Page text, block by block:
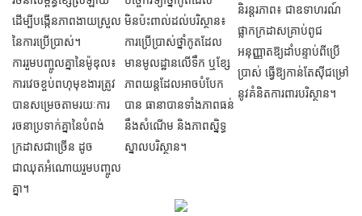
ដើម្បីបង្កើនភាពងាយស្រួល
នៃការប្រើប្រាស់។
ការរួមបញ្ចូលគ្នានៃម៉ូឌុល៖
ការវេចខ្ចប់ពហុមុខងារត្រូវ
បានសម្រេចតាមរយៈការ
រចនាប្រទាក់គ្នានៃបំពង់
ក្រដាសជាច្រើន ដូច
ជាឈុតអំណោយរួមបញ្ចូល
គ្នា។
មិនប៉ះពាល់ដល់បរិស្ថាន៖
ការប្រើប្រាស់ថ្នាំកូតដែល
មានមូលដ្ឋានលើទឹក ឬខ្សែ
ភាពយន្តដែលអាចបំបែក
បាន ធានាបានទាំងភាពធន់
នឹងសំណើម និងភាពស្និទ្ធ
ស្នាលបរិស្ថាន។
និរន្តរភាព៖ ជាឧទាហរណ៍
ផ្លាកក្រដាសគ្រាប់ពូជ
អនុញ្ញាតឱ្យដាំបន្ទាប់ពីប្រើ
ប្រាស់ ធ្វើឱ្យកាន់តែស៊ីជម្រៅ
នូវគំនិតការពារបរិស្ថាន។